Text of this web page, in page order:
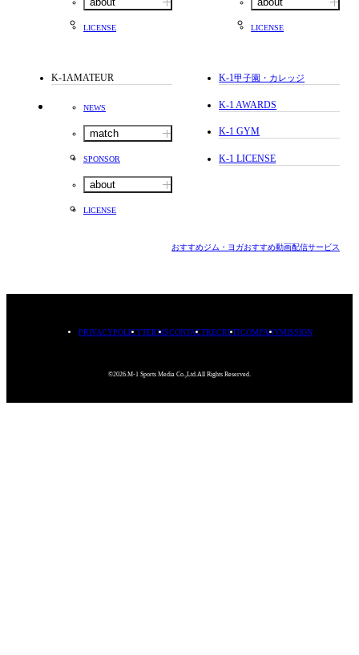
LICENSE LICENSE
K-1AMATEUR
NEWS
match
SPONSOR
about
LICENSE
K-1甲子園・カレッジ
K-1 AWARDS
K-1 GYM
K-1 LICENSE
おすすめジム・ヨガおすすめ動画配信サービス
PRIVACYPOLICYTERMSCONTACTRECRUITCOMPANYMISSION
©2026.M-1 Sports Media Co.,Ltd.All Rights Reserved.